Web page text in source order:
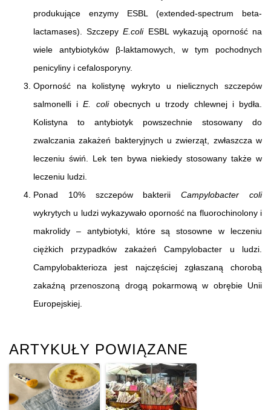
produkujące enzymy ESBL (extended-spectrum beta-
lactamases). SzczepyE.coliESBL wykazują oporność na
wiele antybiotyków β-laktamowych, w tym pochodnych
penicyliny i cefalosporyny.
Oporność na kolistynę wykryto u nielicznych szczepów
salmonelli iE. coliobecnych u trzody chlewnej i bydła.
Kolistyna to antybiotyk powszechnie stosowany do
zwalczania zakażeń bakteryjnych u zwierząt, zwłaszcza w
leczeniu świń. Lek ten bywa niekiedy stosowany także w
leczeniu ludzi.
Ponad 10% szczepów bakteriiCampylobacter coli
wykrytych u ludzi wykazywało oporność na fluorochinolony i
makrolidy – antybiotyki, które są stosowne w leczeniu
ciężkich przypadków zakażeń Campylobacter u ludzi.
Campylobakterioza jest najczęściej zgłaszaną chorobą
zakaźną przenoszoną drogą pokarmową w obrębie Unii
Europejskiej.
ARTYKUŁY POWIĄZANE